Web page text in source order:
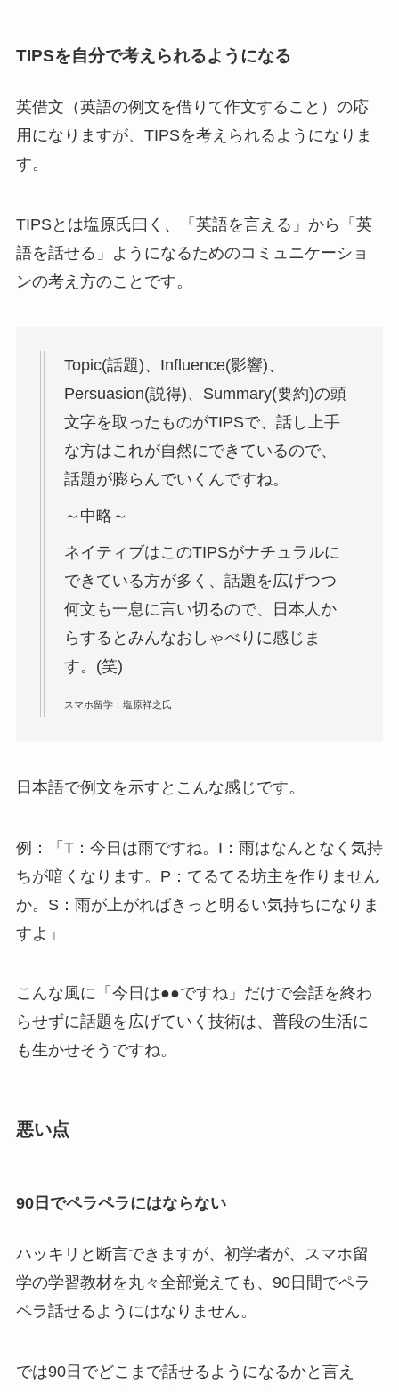
TIPSを自分で考えられるようになる
英借文（英語の例文を借りて作文すること）の応
用になりますが、 TIPSを考えられる ようになりま
す。
TIPSとは塩原氏曰く、「英語を言える」から「英
語を話せる」ようになるためのコミュニケーショ
ンの考え方のことです。
Topic(話題)、 Influence(影響)、
Persuasion(説得)、 Summary(要約)の頭
文字を取ったものがTIPSで、話し上手
な方はこれが自然にできているので、
話題が膨らんでいくんですね。
～中略～
ネイティブはこのTIPSがナチュラルに
できている方が多く、話題を広げつつ
何文も一息に言い切るので、日本人か
らするとみんなおしゃべりに感じま
す。(笑)
スマホ留学：塩原祥之氏
日本語で例文を示すとこんな感じです。
例：「T：今日は雨ですね。I：雨はなんとなく気持
ちが暗くなります。P：てるてる坊主を作りません
か。S：雨が上がればきっと明るい気持ちになりま
すよ」
こんな風に「今日は●●ですね」だけで会話を終わ
らせずに話題を広げていく技術は、普段の生活に
も生かせそうですね。
悪い点
90日でペラペラにはならない
ハッキリと断言できますが、初学者が、 スマホ留
学の学習教材を丸々全部覚えても、90日間でペラ
ペラ話せるようにはなりません。
では90日でどこまで話せるようになるかと言え